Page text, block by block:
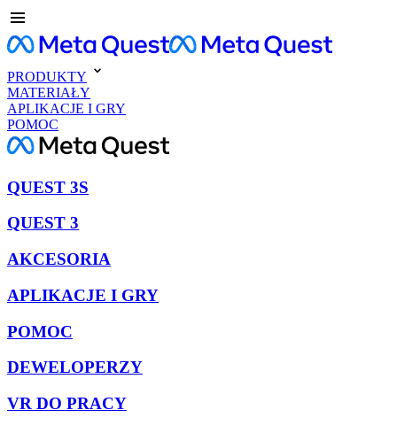
PRODUKTY
MATERIAŁY
APLIKACJE I GRY
POMOC
QUEST 3S
QUEST 3
AKCESORIA
APLIKACJE I GRY
POMOC
DEWELOPERZY
VR DO PRACY